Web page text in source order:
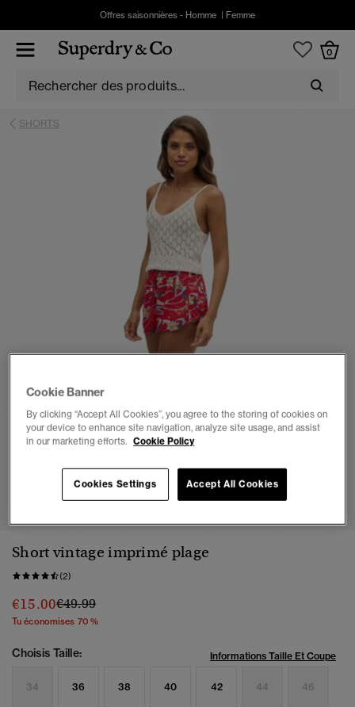
Offres saisonnières - Homme Femme
0
SHORTS
1 2 4 5
Short vintage imprimé plage
(2)
€15.00Prix réduit de
€49.99à
Tu économises 70 %
Choisis Taille: Informations Taille Et Coupe
34 36 38 40 42 44 46
Cookie Banner
By clicking “Accept All Cookies”, you agree to the storing of cookies on
your device to enhance site navigation, analyze site usage, and assist
in our marketing efforts. Cookie Policy
Cookies Settings Accept All Cookies